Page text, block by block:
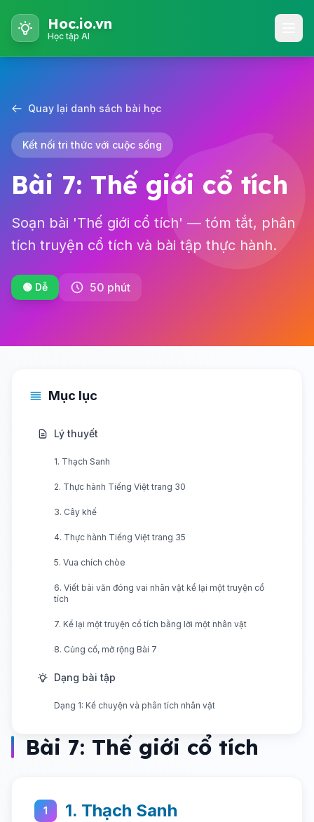
Hoc.io.vn
Học tập AI
Quay lại danh sách bài học
Kết nối tri thức với cuộc sống
Bài 7: Thế giới cổ tích
Soạn bài 'Thế giới cổ tích' — tóm tắt, phân
tích truyện cổ tích và bài tập thực hành.
🟢 Dễ 50 phút
Mục lục
Lý thuyết
1. Thạch Sanh
2. Thực hành Tiếng Việt trang 30
3. Cây khế
4. Thực hành Tiếng Việt trang 35
5. Vua chích chòe
6. Viết bài văn đóng vai nhân vật kể lại một truyện cổ
tích
7. Kể lại một truyện cổ tích bằng lời một nhân vật
8. Củng cố, mở rộng Bài 7
Dạng bài tập
Dạng 1: Kể chuyện và phân tích nhân vật
Bài 7: Thế giới cổ tích
1 1. Thạch Sanh